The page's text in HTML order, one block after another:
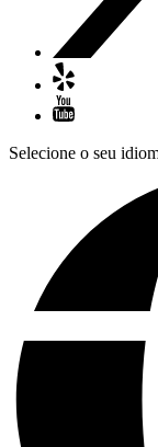
Selecione o seu